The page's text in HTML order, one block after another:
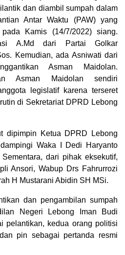
dan diambil sumpah dalam
Antar Waktu (PAW) yang
Kamis (14/7/2022) siang.
A.Md dari Partai Golkar
Kemudian, ada Asniwati dari
Asman Maidolan.
Asman Maidolan sendiri
legislatif karena terseret
di Sekretariat DPRD Lebong
dipimpin Ketua DPRD Lebong
Waka I Dedi Haryanto
dari pihak eksekutif,
Ansori, Wabup Drs Fahrurrozi
H Mustarani Abidin SH MSi.
dan pengambilan sumpah
Negeri Lebong Iman Budi
pelantikan, kedua orang politisi
pin sebagai pertanda resmi